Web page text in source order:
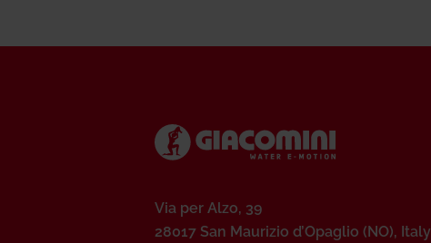
Via per Alzo, 39
28017 San Maurizio d’Opaglio (NO), Italy